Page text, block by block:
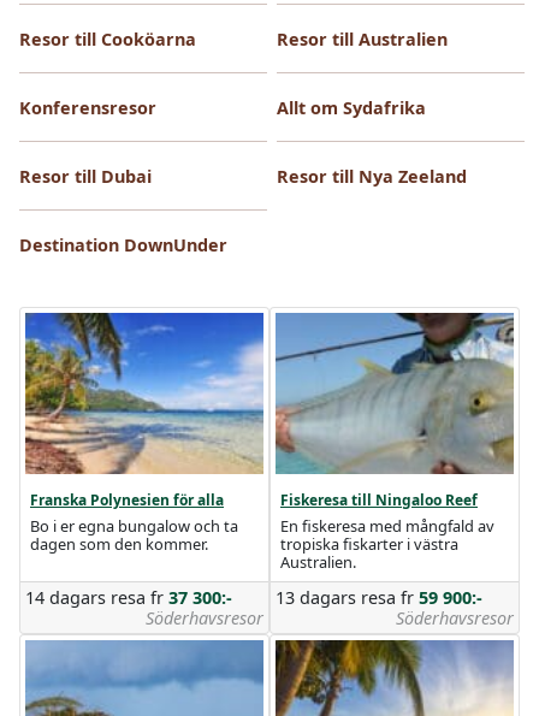
Resor till Cooköarna Resor till Australien
Konferensresor Allt om Sydafrika
Resor till Dubai Resor till Nya Zeeland
Destination DownUnder
Franska Polynesien för alla
Bo i er egna bungalow och ta
dagen som den kommer.
14 dagars resa fr 37 300:-
Söderhavsresor
Fiskeresa till Ningaloo Reef
En fiskeresa med mångfald av
tropiska fiskarter i västra
Australien.
13 dagars resa fr 59 900:-
Söderhavsresor